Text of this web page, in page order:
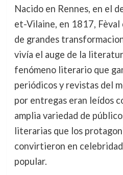
Nacido en Rennes, en el
et-Vilaine, en 1817, Fèval
de grandes
vivía el auge de la
fenómeno literario que
periódicos y revistas del
por entregas eran leídos
amplia variedad de
literarias que los
convirtieron en
popular.